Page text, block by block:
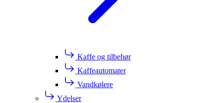
Kaffe og tilbehør
Kaffeautomater
Vandkølere
Ydelser